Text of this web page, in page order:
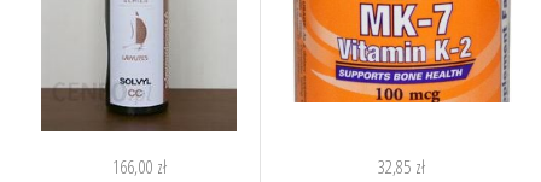
166,00 zł 32,85 zł